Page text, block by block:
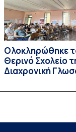
Ολοκληρώθηκε
Θερινό Σχολείο
Διαχρονική
Linguistics in